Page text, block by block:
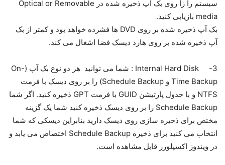
سیستم را زا روی بک آپ ذخیره شده در Optical or Removable
media بازیابی کنید.
بک آپ ذخیره شده بر روی DVD ها فشرده خواهد بود و کمتر از بک
آپ ذخیره شده بر روی هارد دیسک فضا اشغال می کند.
3- Internal Hard Disk : شما می توانید هر دو نوع بک آپ (On-
Time Backup و Schedule Backup) را بر روی دیسک با فرمت
NTFS و با جدول پارتیشن GUID با فرمت GPT ذخیره کنید. اگر شما
Schedule Backup را بر روی دیسک ذخیره کنید شما یک گزینه
مختص برای ذخیره سازی روی دیسک دارید بنابراین دیسکی که شما
انتخاب می کنید برای ذخیره Schedule Backup اختصاص می یابد و
در ویندوز اکسپلورر قابل مشاهده است.